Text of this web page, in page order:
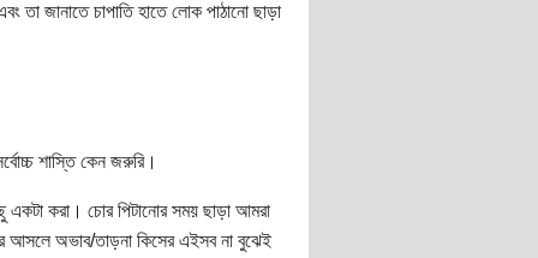
জানাতে চাপাতি হাতে লোক পাঠানো ছাড়া
শাস্তি কেন জরুরি।
একটা করা। চোর পিটানোর সময় ছাড়া আমরা
আসলে অভাব/তাড়না কিসের এইসব না বুঝেই